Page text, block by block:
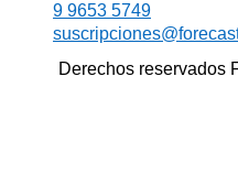
9 9653 5749
Derechos reservados